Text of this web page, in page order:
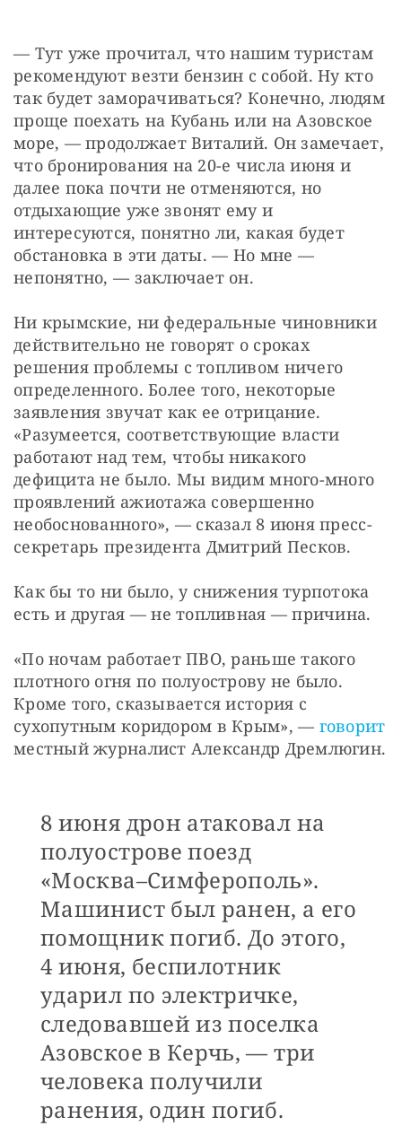
— Тут уже прочитал, что нашим туристам
рекомендуют везти бензин с собой. Ну кто
так будет заморачиваться? Конечно, людям
проще поехать на Кубань или на Азовское
море, — продолжает Виталий. Он замечает,
что бронирования на 20-е числа июня и
далее пока почти не отменяются, но
отдыхающие уже звонят ему и
интересуются, понятно ли, какая будет
обстановка в эти даты. — Но мне —
непонятно, — заключает он.
Ни крымские, ни федеральные чиновники
действительно не говорят о сроках
решения проблемы с топливом ничего
определенного. Более того, некоторые
заявления звучат как ее отрицание.
«Разумеется, соответствующие власти
работают над тем, чтобы никакого
дефицита не было. Мы видим много-много
проявлений ажиотажа совершенно
необоснованного», — сказал 8 июня пресс-
секретарь президента Дмитрий Песков.
Как бы то ни было, у снижения турпотока
есть и другая — не топливная — причина.
«По ночам работает ПВО, раньше такого
плотного огня по полуострову не было.
Кроме того, сказывается история с
сухопутным коридором в Крым», — говорит
местный журналист Александр Дремлюгин.
8 июня дрон атаковал на
полуострове поезд
«Москва–Симферополь».
Машинист был ранен, а его
помощник погиб. До этого,
4 июня, беспилотник
ударил по электричке,
следовавшей из поселка
Азовское в Керчь, — три
человека получили
ранения, один погиб.